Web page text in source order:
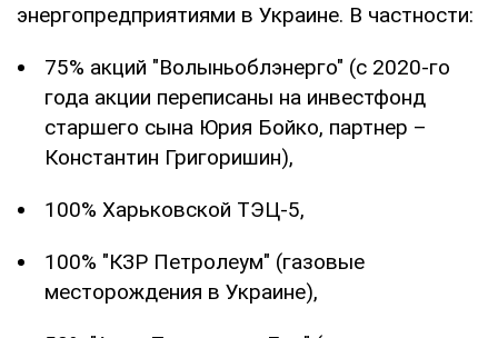
энергопредприятиями в Украине. В частности:
75% акций "Волыньоблэнерго" (с 2020-го
года акции переписаны на инвестфонд
старшего сына Юрия Бойко, партнер –
Константин Григоришин),
100% Харьковской ТЭЦ-5,
100% "КЗР Петролеум" (газовые
месторождения в Украине),